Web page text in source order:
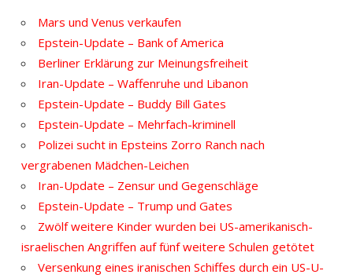
Mars und Venus verkaufen
Epstein-Update – Bank of America
Berliner Erklärung zur Meinungsfreiheit
Iran-Update – Waffenruhe und Libanon
Epstein-Update – Buddy Bill Gates
Epstein-Update – Mehrfach-kriminell
Polizei sucht in Epsteins Zorro Ranch nach
vergrabenen Mädchen-Leichen
Iran-Update – Zensur und Gegenschläge
Epstein-Update – Trump und Gates
Zwölf weitere Kinder wurden bei US-amerikanisch-
israelischen Angriffen auf fünf weitere Schulen getötet
Versenkung eines iranischen Schiffes durch ein US-U-